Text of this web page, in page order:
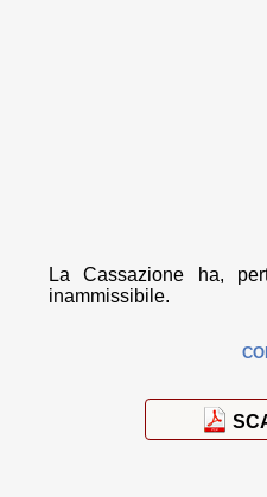
La Cassazione ha,
inammissibile.